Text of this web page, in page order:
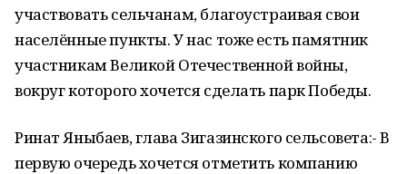
участвовать сельчанам, благоустраивая свои
населённые пункты. У нас тоже есть памятник
участникам Великой Отечественной войны,
вокруг которого хочется сделать парк Победы.
Ринат Яныбаев, глава Зигазинского сельсовета:- В
первую очередь хочется отметить компанию